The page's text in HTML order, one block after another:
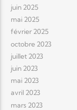
juin 2025
mai 2025
février 2025
octobre 2023
juillet 2023
juin 2023
mai 2023
avril 2023
mars 2023